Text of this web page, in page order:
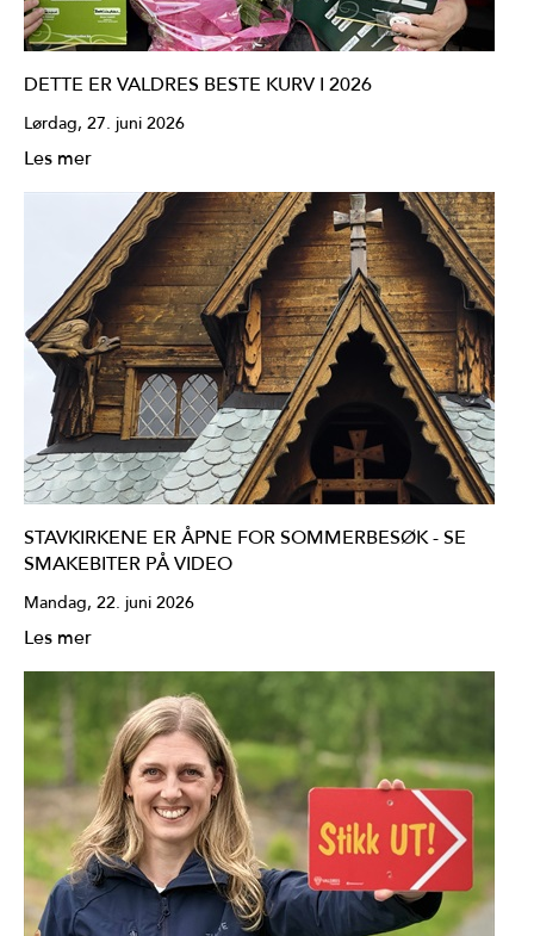
DETTE ER VALDRES BESTE KURV I 2026
Lørdag, 27. juni 2026
Les mer
STAVKIRKENE ER ÅPNE FOR SOMMERBESØK - SE
SMAKEBITER PÅ VIDEO
Mandag, 22. juni 2026
Les mer